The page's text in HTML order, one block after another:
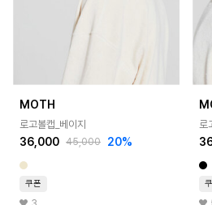
MOTH
로고볼캡_베이지
36,000 45,000 20%
쿠폰
로